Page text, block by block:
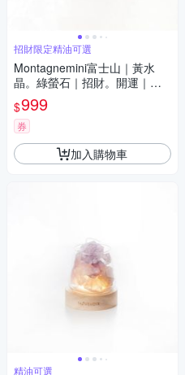
招財限定精油可選
Montagnemini富士山｜黃水
晶。綠螢石｜招財。開運｜水
晶擴香組 招財限定 精油可選
$999
券
加入購物車
精油可選